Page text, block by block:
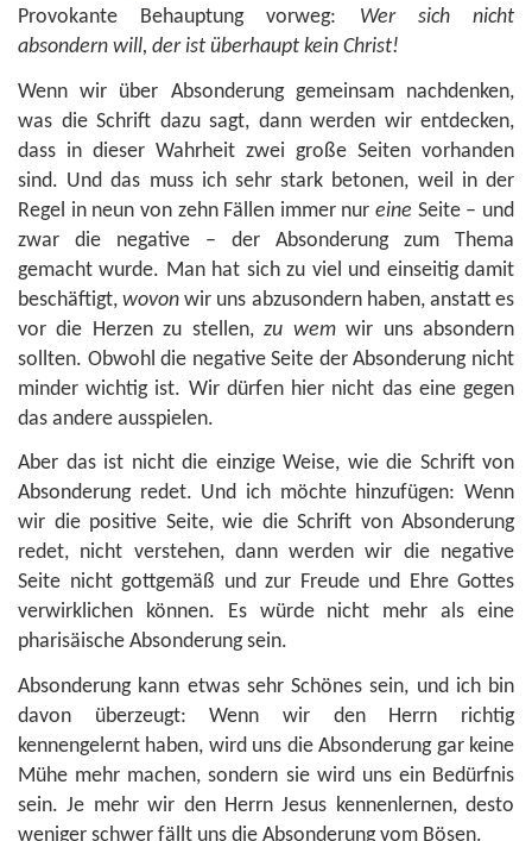
Provokante Behauptung vorweg: Wer sich nicht
absondern will, der ist überhaupt kein Christ!
Wenn wir über Absonderung gemeinsam nachdenken,
was die Schrift dazu sagt, dann werden wir entdecken,
dass in dieser Wahrheit zwei große Seiten vorhanden
sind. Und das muss ich sehr stark betonen, weil in der
Regel in neun von zehn Fällen immer nureine Seite – und
zwar die negative – der Absonderung zum Thema
gemacht wurde. Man hat sich zu viel und einseitig damit
beschäftigt,wovon wir uns abzusondern haben, anstatt es
vor die Herzen zu stellen,zu wemwir uns absondern
sollten. Obwohl die negative Seite der Absonderung nicht
minder wichtig ist. Wir dürfen hier nicht das eine gegen
das andere ausspielen.
Aber das ist nicht die einzige Weise, wie die Schrift von
Absonderung redet. Und ich möchte hinzufügen: Wenn
wir die positive Seite, wie die Schrift von Absonderung
redet, nicht verstehen, dann werden wir die negative
Seite nicht gottgemäß und zur Freude und Ehre Gottes
verwirklichen können. Es würde nicht mehr als eine
pharisäische Absonderung sein.
Absonderung kann etwas sehr Schönes sein, und ich bin
davon überzeugt: Wenn wir den Herrn richtig
kennengelernt haben, wird uns die Absonderung gar keine
Mühe mehr machen, sondern sie wird uns ein Bedürfnis
sein. Je mehr wir den Herrn Jesus kennenlernen, desto
weniger schwer fällt uns die Absonderung vom Bösen.